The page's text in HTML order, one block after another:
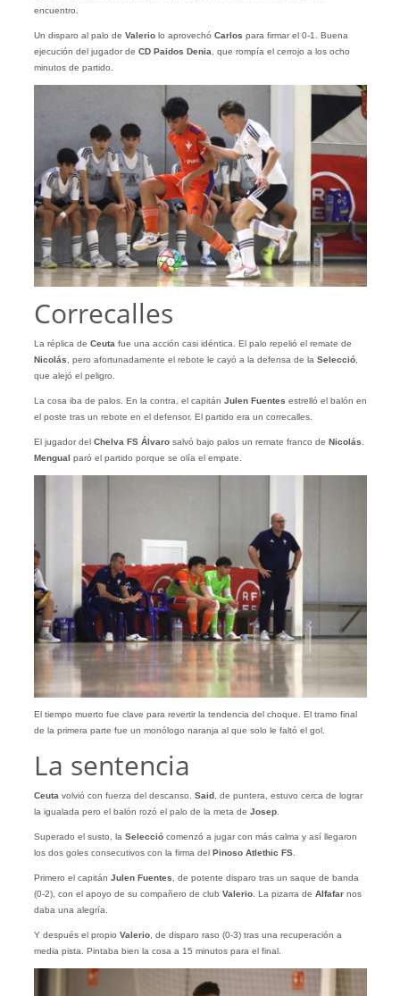
encuentro.
Un disparo al palo de Valeriolo aprovechó Carlos para firmar el 0-1. Buena
ejecución del jugador de CD Paidos Denia , que rompía el cerrojo a los ocho
minutos de partido.
Correcalles
La réplica de Ceutafue una acción casi idéntica. El palo repelió el remate de
Nicolás, pero afortunadamente el rebote le cayó a la defensa de la Selecció,
que alejó el peligro.
La cosa iba de palos. En la contra, el capitán Julen Fuentes estrelló el balón en
el poste tras un rebote en el defensor. El partido era un correcalles.
El jugador del Chelva FS Álvarosalvó bajo palos un remate franco de Nicolás.
Mengual paró el partido porque se olía el empate.
El tiempo muerto fue clave para revertir la tendencia del choque. El tramo final
de la primera parte fue un monólogo naranja al que solo le faltó el gol.
La sentencia
Ceuta volvió con fuerza del descanso. Said, de puntera, estuvo cerca de lograr
la igualada pero el balón rozó el palo de la meta de Josep.
Superado el susto, la Selecciócomenzó a jugar con más calma y así llegaron
los dos goles consecutivos con la firma del Pinoso Atlethic FS.
Primero el capitán Julen Fuentes , de potente disparo tras un saque de banda
(0-2), con el apoyo de su compañero de club Valerio. La pizarra de Alfafarnos
daba una alegría.
Y después el propio Valerio, de disparo raso (0-3) tras una recuperación a
media pista. Pintaba bien la cosa a 15 minutos para el final.